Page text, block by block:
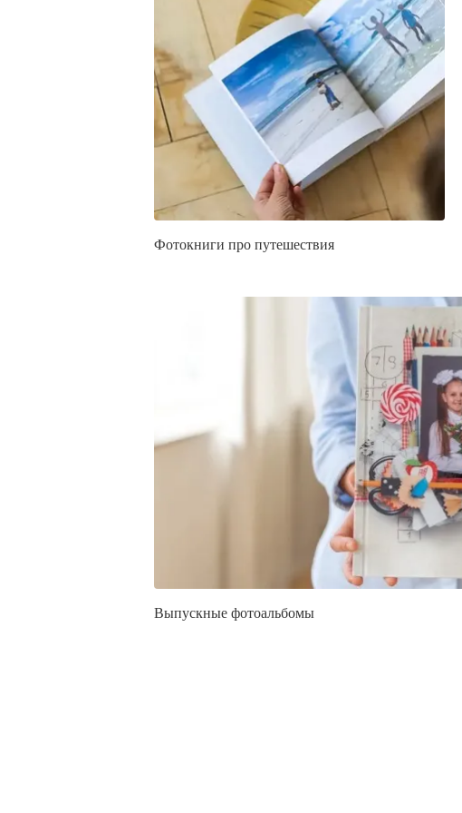
Фотокниги про путешествия
Выпускные фотоальбомы